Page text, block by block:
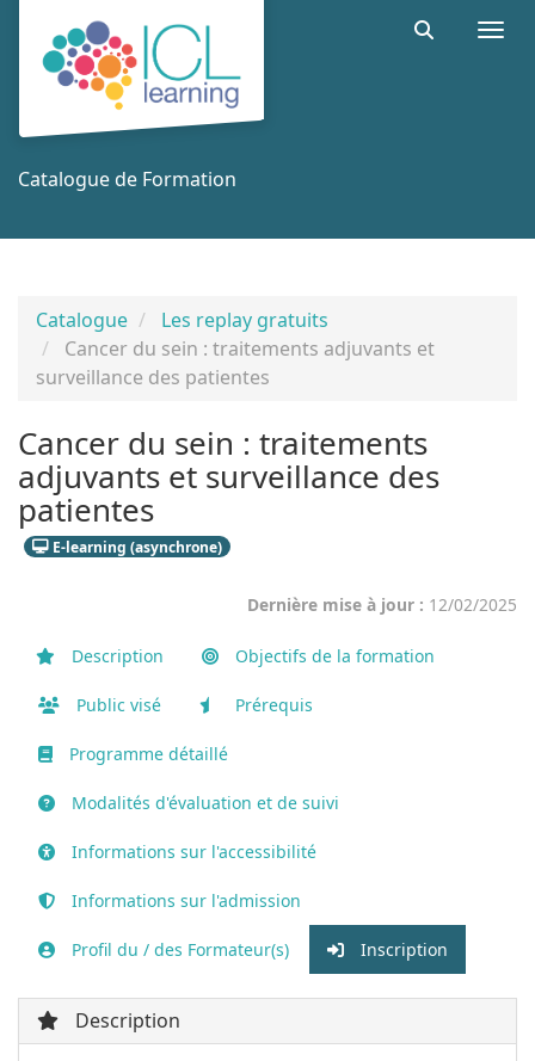
Aller au menu principal
Aller au contenu principal
Personnaliser l'interface
Catalogue de Formation
Catalogue
Les replay gratuits
Cancer du sein : traitements adjuvants et
surveillance des patientes
Cancer du sein : traitements
adjuvants et surveillance des
patientes
E-learning (asynchrone)
Dernière mise à jour : 12/02/2025
Description Objectifs de la formation
Public visé Prérequis
Programme détaillé
Modalités d'évaluation et de suivi
Informations sur l'accessibilité
Informations sur l'admission
Profil du / des Formateur(s) Inscription
Description